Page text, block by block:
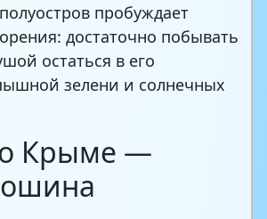
пробуждает
достаточно побывать
остаться в его
зелени и солнечных
о Крыме —